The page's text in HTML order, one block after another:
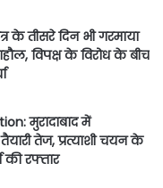
के तीसरे दिन भी गरमाया
विपक्ष के विरोध के बीच
मुरादाबाद में
तेज, प्रत्याशी चयन के
की रफ्तार